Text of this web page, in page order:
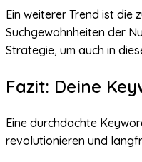
Ein weiterer Trend ist die
Suchgewohnheiten der
Strategie, um auch in
Fazit: Deine
Eine durchdachte
revolutionieren und